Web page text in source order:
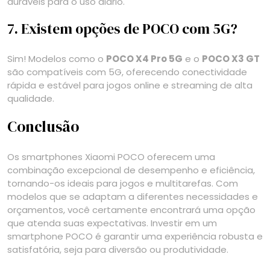
7. Existem opções de POCO com 5G?
Sim! Modelos como o POCO X4 Pro 5G e o POCO X3 GT
são compatíveis com 5G, oferecendo conectividade
rápida e estável para jogos online e streaming de alta
qualidade.
Conclusão
Os smartphones Xiaomi POCO oferecem uma
combinação excepcional de desempenho e eficiência,
tornando-os ideais para jogos e multitarefas. Com
modelos que se adaptam a diferentes necessidades e
orçamentos, você certamente encontrará uma opção
que atenda suas expectativas. Investir em um
smartphone POCO é garantir uma experiência robusta e
satisfatória, seja para diversão ou produtividade.